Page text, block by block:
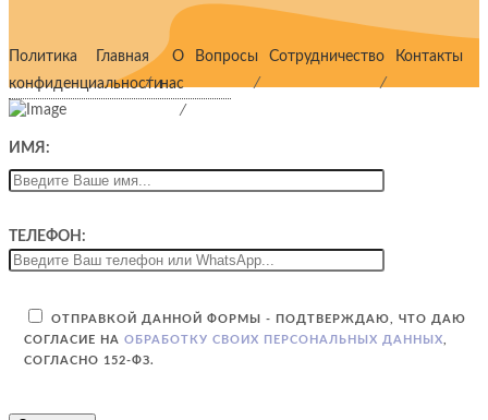
Политика
конфиденциальности
Главная
О
нас
Вопросы Сотрудничество Контакты
ИМЯ:
ТЕЛЕФОН:
ОТПРАВКОЙ ДАННОЙ ФОРМЫ - ПОДТВЕРЖДАЮ, ЧТО ДАЮ
СОГЛАСИЕ НА ОБРАБОТКУ СВОИХ ПЕРСОНАЛЬНЫХ ДАННЫХ
СОГЛАСНО 152-ФЗ.